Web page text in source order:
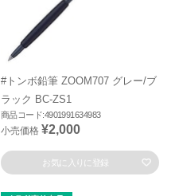
#トンボ鉛筆 ZOOM707 グレー/ブ
ラック BC-ZS1
商品コード:4901991634983
小売価格 ¥2,000
お気に入りに登録